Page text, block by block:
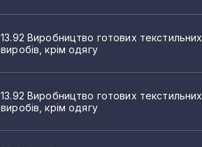
13.92 Виробництво готових текстильних
виробів, крім одягу
13.92 Виробництво готових текстильних
виробів, крім одягу